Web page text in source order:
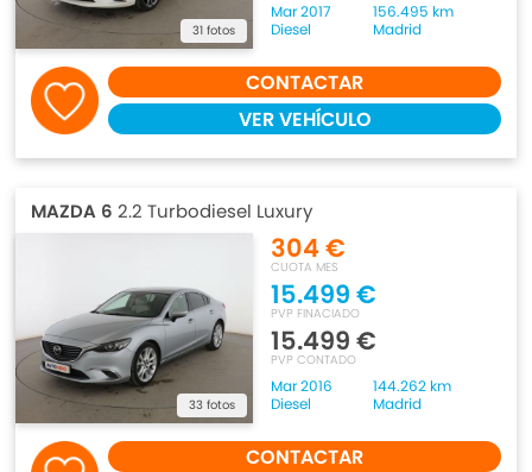
31 fotos
Mar 2017
156.495 km
Diesel
Madrid
CONTACTAR
VER VEHÍCULO
MAZDA 6 2.2 Turbodiesel Luxury
33 fotos
304 €
CUOTA MES
15.499 €
PVP FINACIADO
15.499 €
PVP CONTADO
Mar 2016
144.262 km
Diesel
Madrid
CONTACTAR